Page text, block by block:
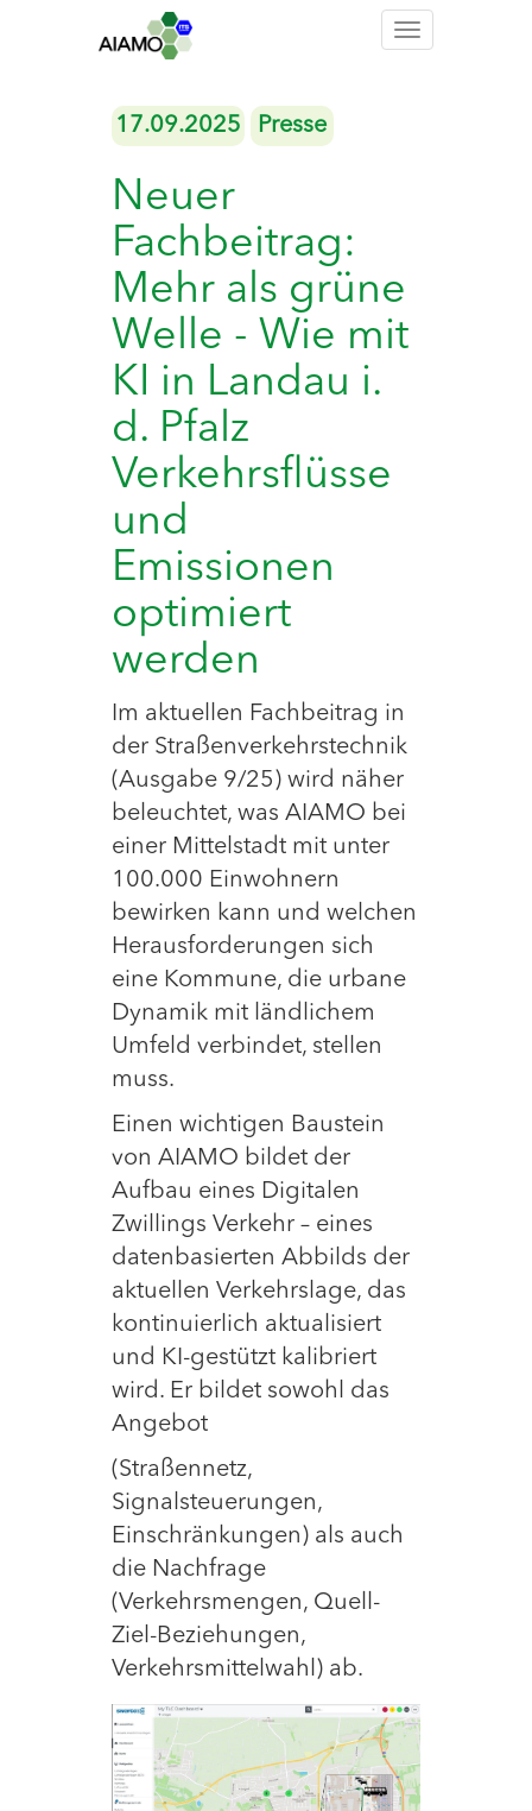
Toggle
17.09.2025 Presse
Neuer
Fachbeitrag:
Mehr als grüne
Welle - Wie mit
KI in Landau i.
d. Pfalz
Verkehrsflüsse
und
Emissionen
optimiert
werden
Im aktuellen Fachbeitrag in
der Straßenverkehrstechnik
(Ausgabe 9/25) wird näher
beleuchtet, was AIAMO bei
einer Mittelstadt mit unter
100.000 Einwohnern
bewirken kann und welchen
Herausforderungen sich
eine Kommune, die urbane
Dynamik mit ländlichem
Umfeld verbindet, stellen
muss.
Einen wichtigen Baustein
von AIAMO bildet der
Aufbau eines Digitalen
Zwillings Verkehr – eines
datenbasierten Abbilds der
aktuellen Verkehrslage, das
kontinuierlich aktualisiert
und KI-gestützt kalibriert
wird. Er bildet sowohl das
Angebot
(Straßennetz,
Signalsteuerungen,
Einschränkungen) als auch
die Nachfrage
(Verkehrsmengen, Quell-
Ziel-Beziehungen,
Verkehrsmittelwahl) ab.